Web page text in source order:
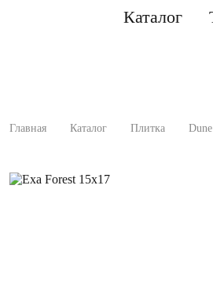
Каталог
Главная Каталог Плитка Dune